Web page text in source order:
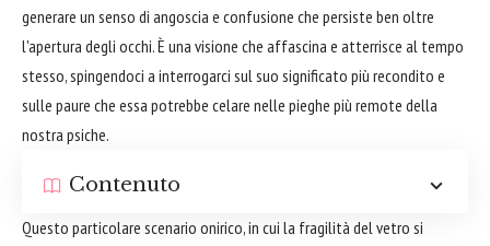
generare un senso di angoscia e confusione che persiste ben oltre
l'apertura degli occhi. È una visione che affascina e atterrisce al tempo
stesso, spingendoci a interrogarci sul suo significato più recondito e
sulle paure che essa potrebbe celare nelle pieghe più remote della
nostra psiche.
Contenuto
Questo particolare scenario onirico, in cui la fragilità del vetro si